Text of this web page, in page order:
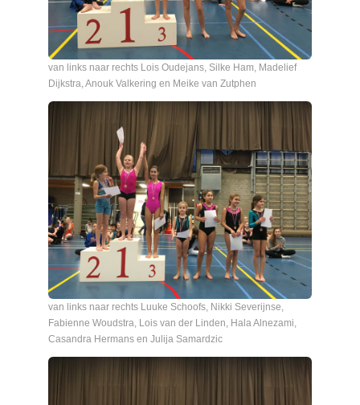
van links naar rechts Lois Oudejans, Silke Ham, Madelief
Dijkstra, Anouk Valkering en Meike van Zutphen
van links naar rechts Luuke Schoofs, Nikki Severijnse,
Fabienne Woudstra, Lois van der Linden, Hala Alnezami,
Casandra Hermans en Julija Samardzic